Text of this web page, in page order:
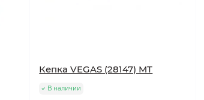
Кепка VEGAS (28147) MT
В наличии